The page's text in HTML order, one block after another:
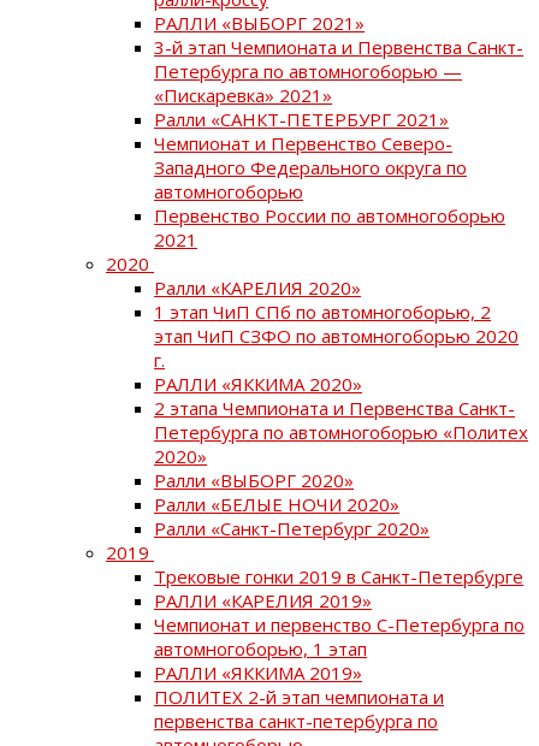
РАЛЛИ «ВЫБОРГ 2021»
3-й этап Чемпионата и Первенства Санкт-
Петербурга по автомногоборью —
«Пискаревка» 2021»
Ралли «САНКТ-ПЕТЕРБУРГ 2021»
Чемпионат и Первенство Северо-
Западного Федерального округа по
автомногоборью
Первенство России по автомногоборью
2021
2020
Ралли «КАРЕЛИЯ 2020»
1 этап ЧиП СПб по автомногоборью, 2
этап ЧиП СЗФО по автомногоборью 2020
г.
РАЛЛИ «ЯККИМА 2020»
2 этапа Чемпионата и Первенства Санкт-
Петербурга по автомногоборью «Политех
2020»
Ралли «ВЫБОРГ 2020»
Ралли «БЕЛЫЕ НОЧИ 2020»
Ралли «Санкт-Петербург 2020»
2019
Трековые гонки 2019 в Санкт-Петербурге
РАЛЛИ «КАРЕЛИЯ 2019»
Чемпионат и первенство С-Петербурга по
автомногоборью, 1 этап
РАЛЛИ «ЯККИМА 2019»
ПОЛИТЕХ 2-й этап чемпионата и
первенства санкт-петербурга по